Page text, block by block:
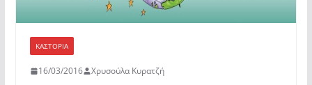
ΚΑΣΤΟΡΙΆ
16/03/2016 Χρυσούλα Κυρατζή